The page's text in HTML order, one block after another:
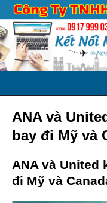
ANA và
bay đi Mỹ và
ANA và United
đi Mỹ và